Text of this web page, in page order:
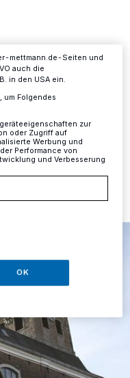
zu Ende. Aber nicht
die Atmosphäre,
Lesezeit
indem Sie auf den Link
der Webseite klicken.
mettmann.de-Seiten und
auch die
in den USA ein.
um Folgendes
zur
oder Zugriff auf
Werbung und
Performance von
und Verbesserung
OK